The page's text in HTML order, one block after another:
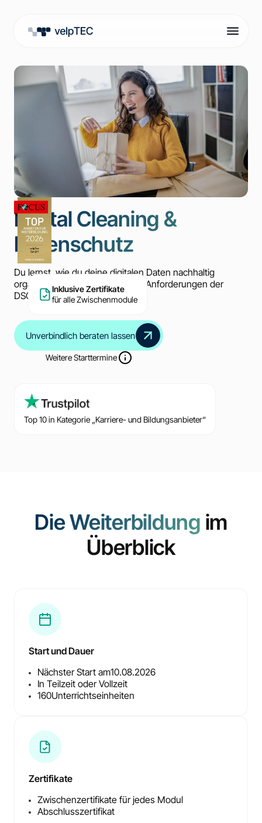
Inklusive Zertifikate
für alle Zwischenmodule
Digital Cleaning &
Datenschutz
Du lernst, wie du deine digitalen Daten nachhaltig
organisierst und gleichzeitig alle Anforderungen der
DSGVO sicher umsetzt.
Unverbindlich beraten lassen
Weitere Starttermine
Top 10 in Kategorie „Karriere- und Bildungsanbieter“
Die Weiterbildung im
Überblick
Start und Dauer
Nächster Start am10.08.2026
In Teilzeit oder Vollzeit
160Unterrichtseinheiten
Zertifikate
Zwischenzertifikate für jedes Modul
Abschlusszertifikat